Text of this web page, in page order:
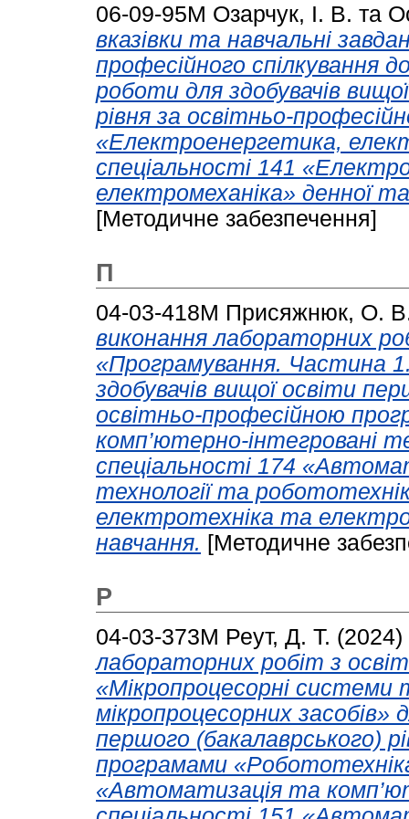
06-09-95М Озарчук, І. В. та
вказівки та навчальні
професійного спілкування
роботи для здобувачів
рівня за освітньо-
«Електроенергетика,
спеціальності 141
електромеханіка» денної
[Методичне забезпечення]
П
04-03-418M Присяжнюк, О.
виконання лабораторних
«Програмування. Частина
здобувачів вищої освіти
освітньо-професійною
комп’ютерно-інтегровані
спеціальності 174
технології та
електротехніка та
навчання. [Методичне
Р
04-03-373M Реут, Д. Т. (2024)
лабораторних робіт з
«Мікропроцесорні системи
мікропроцесорних засобів»
першого (бакалаврського)
програмами
«Автоматизація та